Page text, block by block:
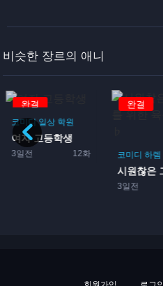
비슷한 장르의 애니
완결
코미디 일상 학원
여자 고등학생
3일전 12화
완결
코미디 하렘
3일전